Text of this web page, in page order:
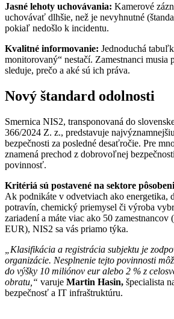
Jasné lehoty uchovávania: Kamerové
uchovávať dlhšie, než je nevyhnutné
pokiaľ nedošlo k incidentu.
Kvalitné informovanie: Jednoduchá
monitorovaný“ nestačí. Zamestnanci musia
sleduje, prečo a aké sú ich práva.
Nový štandard odolnosti
Smernica NIS2, transponovaná do
366/2024 Z. z., predstavuje
bezpečnosti za posledné desaťročie. Pre
znamená prechod z dobrovoľnej
povinnosť.
Kritériá sú postavené na sektore
Ak podnikáte v odvetviach ako energetika,
potravín, chemický priemysel či výroba
zariadení a máte viac ako 50 zamestnancov
EUR), NIS2 sa vás priamo týka.
„Klasifikácia a registrácia subjektu je
organizácie. Nesplnenie tejto povinnosti
do výšky 10 miliónov eur alebo 2 % z
obratu,“ varuje Martin Hasin, špecialista
bezpečnosť a IT infraštruktúru.